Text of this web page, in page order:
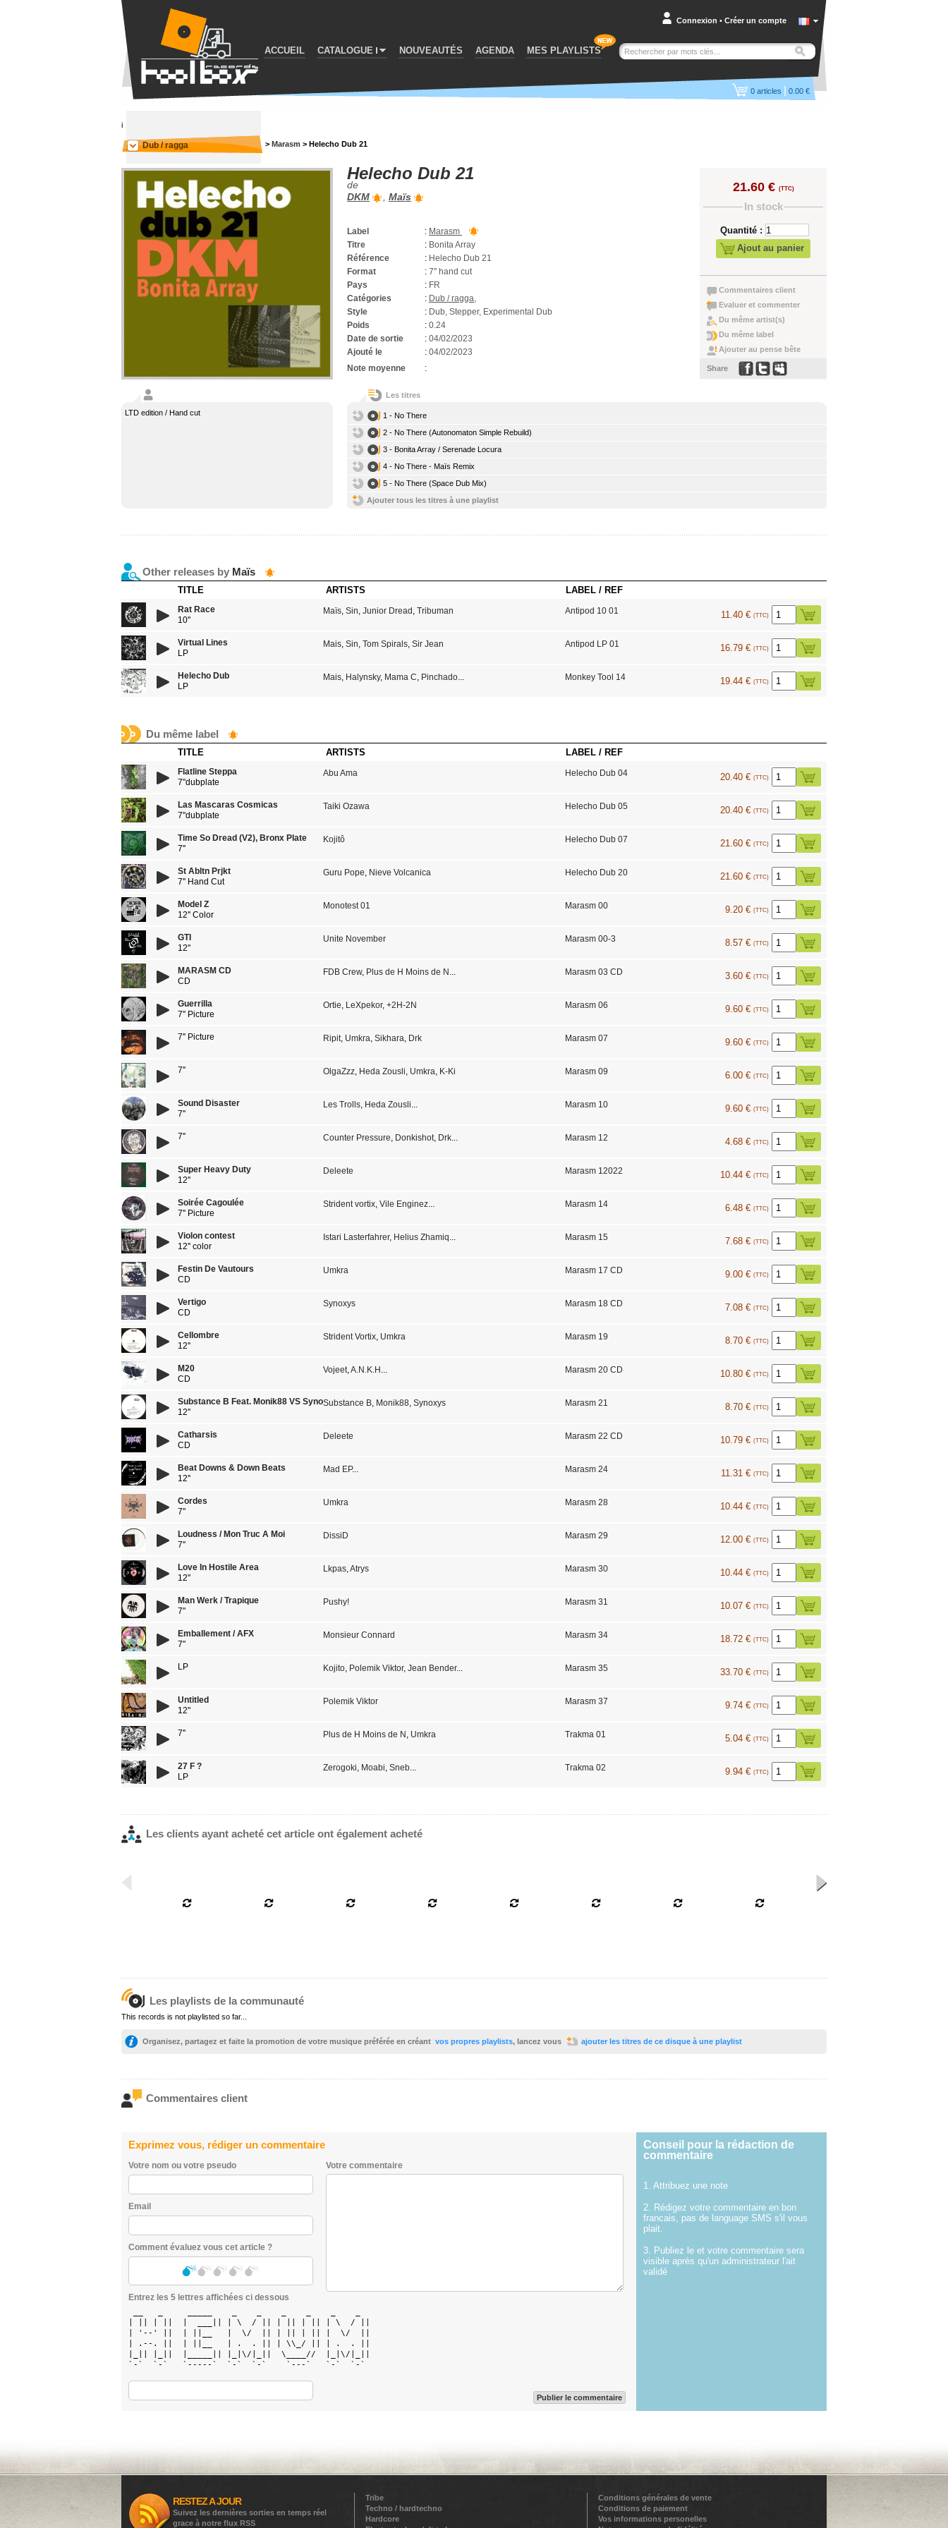
ACCUEIL CATALOGUE NOUVEAUTÉS AGENDA MES PLAYLISTS
Connexion • Créer un compte
0 articles | 0.00 €
i
Dub / ragga > Marasm > Helecho Dub 21
Helecho Dub 21
de
DKM
, Maïs
Label : Marasm
Titre
: Bonita Array
Référence
: Helecho Dub 21
Format
: 7'' hand cut
Pays
: FR
Catégories
: Dub / ragga,
Style
: Dub, Stepper, Experimental Dub
Poids
: 0.24
Date de sortie
: 04/02/2023
Ajouté le
: 04/02/2023
Note moyenne
:
21.60 € (TTC)
In stock
Quantité :
Ajout au panier
Commentaires client
Evaluer et commenter
Du même artist(s)
Du même label
Ajouter au pense bête
Share
LTD edition / Hand cut
Les titres
1 - No There
2 - No There (Autonomaton Simple Rebuild)
3 - Bonita Array / Serenade Locura
4 - No There - Maïs Remix
5 - No There (Space Dub Mix)
Ajouter tous les titres à une playlist
Other releases by Maïs
TITLE ARTISTS LABEL / REF
Rat Race
10''
Maïs, Sin, Junior Dread , Tribuman Antipod 10 01 11.40 € (TTC)
Virtual Lines
LP
Mais, Sin, Tom Spirals, Sir Jean Antipod LP 01 16.79 € (TTC)
Helecho Dub
LP
Mais, Halynsky, Mama C, Pinchado... Monkey Tool 14 19.44 € (TTC)
Du même label
TITLE ARTISTS LABEL / REF
Flatline Steppa
7"dubplate
Abu Ama Helecho Dub 04 20.40 € (TTC)
Las Mascaras Cosmicas
7"dubplate
Taiki Ozawa Helecho Dub 05 20.40 € (TTC)
Time So Dread (V2), Bronx Plate
7''
Kojitô Helecho Dub 07 21.60 € (TTC)
St Abltn Prjkt
7'' Hand Cut
Guru Pope, Nieve Volcanica Helecho Dub 20 21.60 € (TTC)
Model Z
12'' Color
Monotest 01 Marasm 00 9.20 € (TTC)
GTI
12"
Unite November Marasm 00-3 8.57 € (TTC)
MARASM CD
CD
FDB Crew, Plus de H Moins de N ... Marasm 03 CD 3.60 € (TTC)
Guerrilla
7'' Picture
Ortie, LeXpekor, +2H-2N Marasm 06 9.60 € (TTC)
7'' Picture Ripit, Umkra, Sikhara, Drk Marasm 07 9.60 € (TTC)
7'' OlgaZzz, Heda Zousli, Umkra, K-Ki Marasm 09 6.00 € (TTC)
Sound Disaster
7''
Les Trolls, Heda Zousli... Marasm 10 9.60 € (TTC)
7'' Counter Pressure, Donkishot, Drk... Marasm 12 4.68 € (TTC)
Super Heavy Duty
12''
Deleete Marasm 12022 10.44 € (TTC)
Soirée Cagoulée
7'' Picture
Strident vortix, Vile Enginez... Marasm 14 6.48 € (TTC)
Violon contest
12'' color
Istari Lasterfahrer, Helius Zhamiq... Marasm 15 7.68 € (TTC)
Festin De Vautours
CD
Umkra Marasm 17 CD 9.00 € (TTC)
Vertigo
CD
Synoxys Marasm 18 CD 7.08 € (TTC)
Cellombre
12''
Strident Vortix, Umkra Marasm 19 8.70 € (TTC)
M20
CD
Vojeet,A.N.K.H ... Marasm 20 CD 10.80 € (TTC)
Substance B Feat. Monik88 VS Synoxys
12''
Substance B, Monik88, Synoxys Marasm 21 8.70 € (TTC)
Catharsis
CD
Deleete Marasm 22 CD 10.79 € (TTC)
Beat Downs & Down Beats
12''
Mad EP... Marasm 24 11.31 € (TTC)
Cordes
7"
Umkra Marasm 28 10.44 € (TTC)
Loudness / Mon Truc A Moi
7''
DissiD Marasm 29 12.00 € (TTC)
Love In Hostile Area
12"
Lkpas,Atrys Marasm 30 10.44 € (TTC)
Man Werk / Trapique
7"
Pushy! Marasm 31 10.07 € (TTC)
Emballement / AFX
7"
Monsieur Connard Marasm 34 18.72 € (TTC)
LP Kojito, Polemik Viktor, Jean Bender... Marasm 35 33.70 € (TTC)
Untitled
12"
Polemik Viktor Marasm 37 9.74 € (TTC)
7'' Plus de H Moins de N , Umkra Trakma 01 5.04 € (TTC)
27 F ?
LP
Zerogoki, Moabi, Sneb... Trakma 02 9.94 € (TTC)
Les clients ayant acheté cet article ont également acheté
Les playlists de la communauté
This records is not playlisted so far...
Organisez, partagez et faite la promotion de votre musique préférée en créant vos propres playlists, lancez vous ajouter les titres de ce disque à une playlist
Commentaires client
Exprimez vous, rédiger un commentaire
Votre nom ou votre pseudo
Email
Comment évaluez vous cet article ?
Votre commentaire
Entrez les 5 lettres affichées ci dessous
| || | ||  |  ___|| | \  / || | || | || | \  / ||
| '--' ||  | ||__   |  \/  || | || | || |  \/  ||
| .--. ||  | ||__   | .  . || | \\_/ || | .  . ||
|_|| |_||  |_____|| |_|\/|_||  \____//  |_|\/|_||
`-`  `-`   `-----`  `-`  `-`    `---`   `-`  `-`
Publier le commentaire
Conseil pour la rédaction de
commentaire
1. Attribuez une note
2. Rédigez votre commentaire en bon
francais, pas de language SMS s'il vous
plait.
3. Publiez le et votre commentaire sera
visible après qu'un administrateur l'ait
validé
RESTEZ A JOUR
Suivez les dernières sorties en temps réel
grace à notre flux RSS
Tribe
Techno / hardtechno
Hardcore
Conditions générales de vente
Conditions de paiement
Vos informations personelles